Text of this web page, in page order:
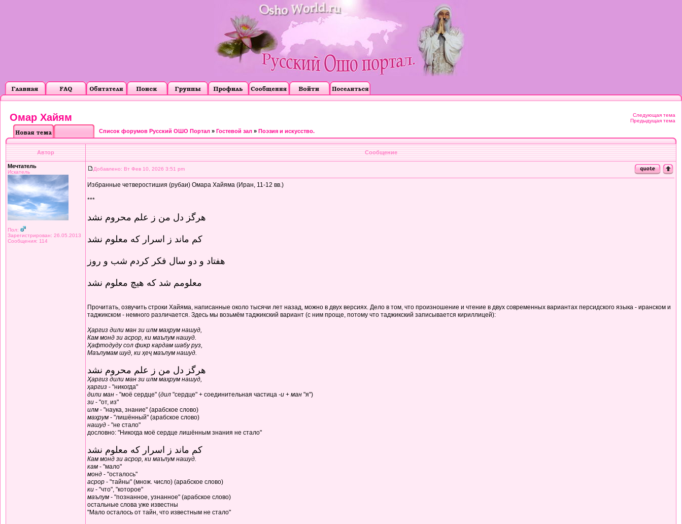
Омар Хайям
Следующая тема
Предыдущая тема
Список форумов Русский ОШО Портал » Гостевой зал » Поэзия и искусство.
Автор Сообщение
Мечтатель
Искатель
Пол:
Зарегистрирован: 26.05.2013
Сообщения: 114
Добавлено: Вт Фев 10, 2026 3:51 pm
Избранные четверостишия (рубаи) Омара Хайяма (Иран, 11-12 вв.)
***
هرگز دل من ز علم محروم نشد
کم ماند ز اسرار که معلوم نشد
هفتاد و دو سال فکر کردم شب و روز
معلومم شد که هیچ معلوم نشد
Прочитать, озвучить строки Хайяма, написанные около тысячи лет назад, можно в двух версиях. Дело в том, что произношение и чтение в двух современных вариантах персидского языка - иранском и
таджикском - немного различается. Здесь мы возьмём таджикский вариант (с ним проще, потому что таджикский записывается кириллицей):
Ҳаргиз дили ман зи илм маҳрум нашуд,
Кам монд зи асрор, ки маълум нашуд.
Ҳафтодуду сол фикр кардам шабу руз,
Маълумам шуд, ки ҳеҷ маълум нашуд.
هرگز دل من ز علم محروم نشد
Ҳаргиз дили ман зи илм маҳрум нашуд,
ҳаргиз - "никогда"
дили ман - "моё сердце" (дил "сердце" + соединительная частица -и + ман "я")
зи - "от, из"
илм - "наука, знание" (арабское слово)
маҳрум - "лишённый" (арабское слово)
нашуд - "не стало"
дословно: "Никогда моё сердце лишённым знания не стало"
کم ماند ز اسرار که معلوم نشد
Кам монд зи асрор, ки маълум нашуд.
кам - "мало"
монд - "осталось"
асрор - "тайны" (множ. число) (арабское слово)
ки - "что", "которое"
маълум - "познанное, узнанное" (арабское слово)
остальные слова уже известны
"Мало осталось от тайн, что известным не стало"